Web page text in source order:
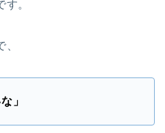
。
」